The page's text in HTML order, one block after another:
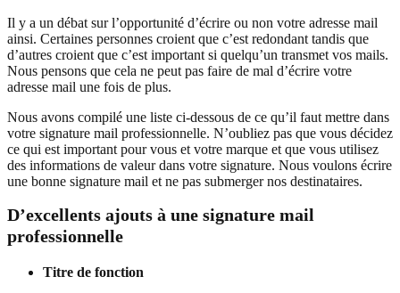
Il y a un débat sur l’opportunité d’écrire ou non votre adresse mail
ainsi. Certaines personnes croient que c’est redondant tandis que
d’autres croient que c’est important si quelqu’un transmet vos mails.
Nous pensons que cela ne peut pas faire de mal d’écrire votre
adresse mail une fois de plus.
Nous avons compilé une liste ci-dessous de ce qu’il faut mettre dans
votre signature mail professionnelle. N’oubliez pas que vous décidez
ce qui est important pour vous et votre marque et que vous utilisez
des informations de valeur dans votre signature. Nous voulons écrire
une bonne signature mail et ne pas submerger nos destinataires.
D’excellents ajouts à une signature mail
professionnelle
Titre de fonction